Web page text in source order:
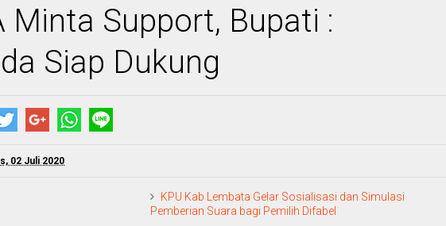
Minta Support, Bupati :
Siap Dukung
02 Juli 2020
KPU Kab Lembata Gelar Sosialisasi dan Simulasi
Pemberian Suara bagi Pemilih Difabel